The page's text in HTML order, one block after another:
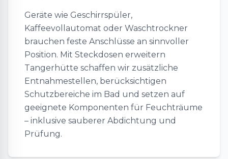
Geräte wie Geschirrspüler,
Kaffeevollautomat oder Waschtrockner
brauchen feste Anschlüsse an sinnvoller
Position. Mit Steckdosen erweitern
Tangerhütte schaffen wir zusätzliche
Entnahmestellen, berücksichtigen
Schutzbereiche im Bad und setzen auf
geeignete Komponenten für Feuchträume
– inklusive sauberer Abdichtung und
Prüfung.